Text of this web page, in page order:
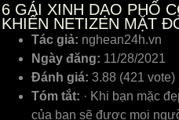
6 GÁI XINH DẠO PHỐ
KHIẾN NETIZEN MẶT
Tác giả: nghean24h.vn
Ngày đăng: 11/28/2021
Đánh giá: 3.88 (421 vote)
Tóm tắt: · Khi bạn mặc
của bạn sẽ được mọi